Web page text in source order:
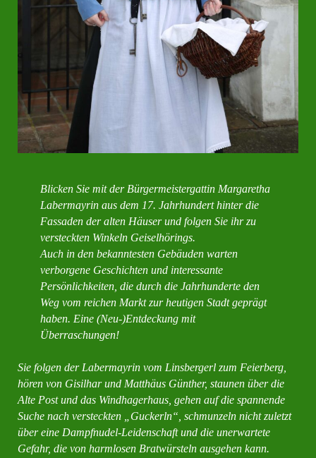
Blicken Sie mit der Bürgermeistergattin Margaretha
Labermayrin aus dem 17. Jahrhundert hinter die
Fassaden der alten Häuser und folgen Sie ihr zu
versteckten Winkeln Geiselhörings.
Auch in den bekanntesten Gebäuden warten
verborgene Geschichten und interessante
Persönlichkeiten, die durch die Jahrhunderte den
Weg vom reichen Markt zur heutigen Stadt geprägt
haben. Eine (Neu-)Entdeckung mit
Überraschungen!
Sie folgen der Labermayrin vom Linsbergerl zum Feierberg,
hören von Gisilhar und Matthäus Günther, staunen über die
Alte Post und das Windhagerhaus, gehen auf die spannende
Suche nach versteckten „Guckerln“, schmunzeln nicht zuletzt
über eine Dampfnudel-Leidenschaft und die unerwartete
Gefahr, die von harmlosen Bratwürsteln ausgehen kann.